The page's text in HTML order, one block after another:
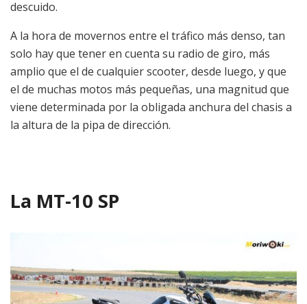
descuido.
A la hora de movernos entre el tráfico más denso, tan
solo hay que tener en cuenta su radio de giro, más
amplio que el de cualquier scooter, desde luego, y que
el de muchas motos más pequeñas, una magnitud que
viene determinada por la obligada anchura del chasis a
la altura de la pipa de dirección.
La MT-10 SP